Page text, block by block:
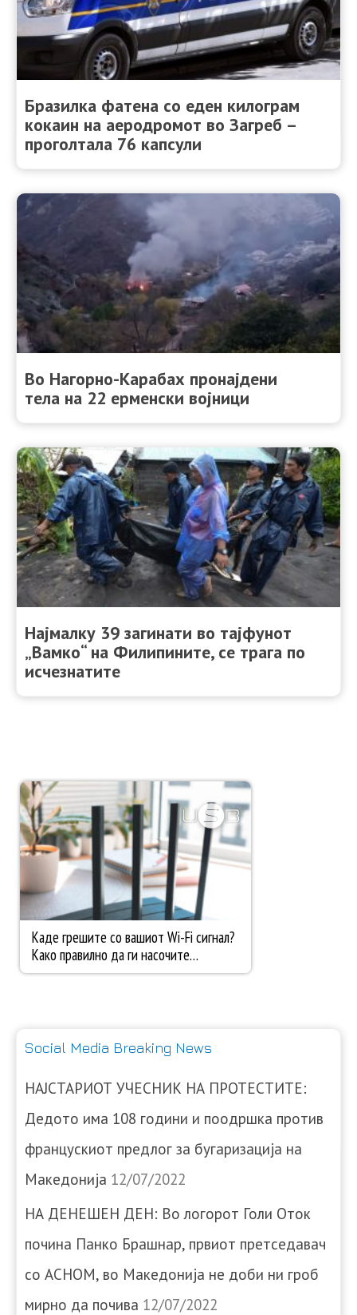
Бразилка фатена со еден килограм
кокаин на аеродромот во Загреб –
проголтала 76 капсули
Во Нагорно-Карабах пронајдени
тела на 22 ерменски војници
Најмалку 39 загинати во тајфунот
„Вамко“ на Филипините, се трага по
исчезнатите
Social Media Breaking News
НАЈСТАРИОТ УЧЕСНИК НА ПРОТЕСТИТЕ:
Дедото има 108 години и поодршка против
францускиот предлог за бугаризација на
Македонија 12/07/2022
НА ДЕНЕШЕН ДЕН: Во логорот Голи Оток
почина Панко Брашнар, првиот претседавач
со АСНОМ, во Македонија не доби ни гроб
мирно да почива 12/07/2022